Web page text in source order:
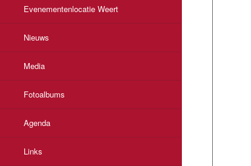
Evenementenlocatie Weert
Nieuws
Media
Fotoalbums
Agenda
Links